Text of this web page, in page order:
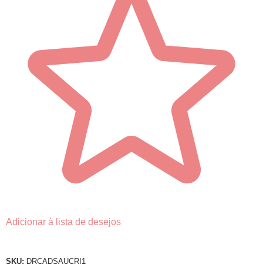
Adicionar à lista de desejos
SKU: DRCADSAUCRI1